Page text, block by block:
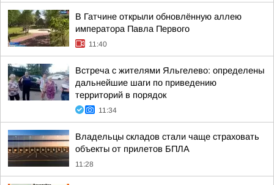
В Гатчине открыли обновлённую аллею
императора Павла Первого
11:40
Встреча с жителями Яльгелево: определены
дальнейшие шаги по приведению
территорий в порядок
11:34
Владельцы складов стали чаще страховать
объекты от прилетов БПЛА
11:28